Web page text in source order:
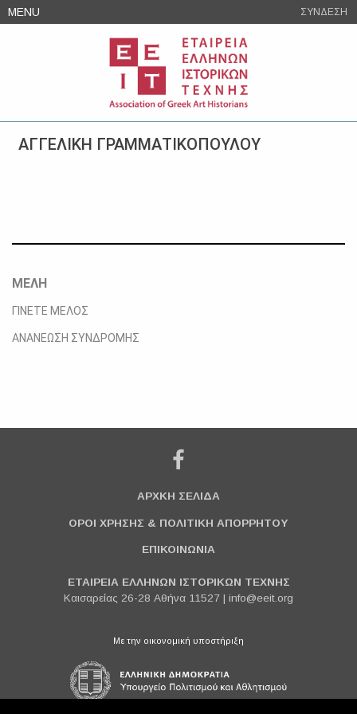
Skip
to
MENU ΣΥΝΔΕΣΗ
ΑΓΓΕΛΙΚΗ ΓΡΑΜΜΑΤΙΚΟΠΟΥΛΟΥ
ΜΕΛΗ
ΓΙΝΕΤΕ ΜΕΛΟΣ
ΑΝΑΝΕΩΣΗ ΣΥΝΔΡΟΜΗΣ
ΑΡΧΚΗ ΣΕΛΙΔΑ
ΟΡΟΙ ΧΡΗΣΗΣ & ΠΟΛΙΤΙΚΗ ΑΠΟΡΡΗΤΟΥ
ΕΠΙΚΟΙΝΩΝΙΑ
ΕΤΑΙΡΕΙΑ ΕΛΛΗΝΩΝ ΙΣΤΟΡΙΚΩΝ ΤΕΧΝΗΣ
Καισαρείας 26-28 Αθήνα 11527 | info@eeit.org
Με την οικονομική υποστήριξη